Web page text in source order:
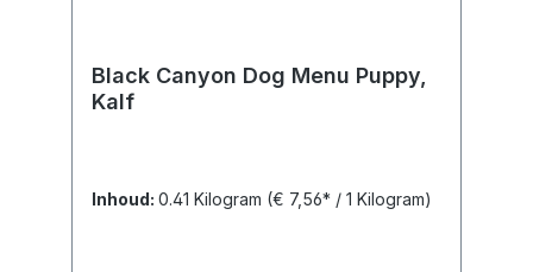
Black Canyon Dog Menu Puppy,
Kalf
Inhoud: 0.41 Kilogram (€ 7,56* / 1 Kilogram)